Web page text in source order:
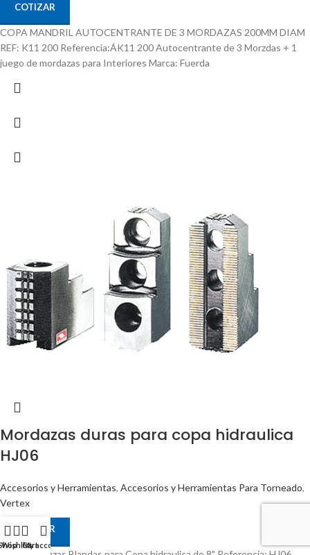
COTIZAR
COPA MANDRIL AUTOCENTRANTE DE 3 MORDAZAS 200MM DIAM
REF: K11 200 Referencia:ÁK11 200 Autocentrante de 3 Morzdas + 1
juego de mordazas para Interiores Marca: Fuerda
Mordazas duras para copa hidraulica
HJ06
Accesorios y Herramientas, Accesorios y Herramientas Para Torneado,
Vertex
COTIZAR
Wishlist
Cart
My account